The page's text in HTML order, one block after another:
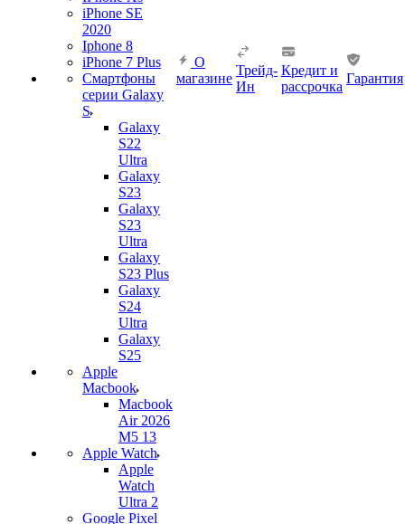
iPhone SE
2020
Iphone 8
iPhone 7 Plus
Смартфоны
серии Galaxy
S
Galaxy
S22
Ultra
Galaxy
S23
Galaxy
S23
Ultra
Galaxy
S23 Plus
Galaxy
S24
Ultra
Galaxy
S25
Apple
Macbook
Macbook
Air 2026
M5 13
Apple Watch
Apple
Watch
Ultra 2
Google Pixel
О
магазине
Трейд-
Ин
Кредит и
рассрочка
Гарантия